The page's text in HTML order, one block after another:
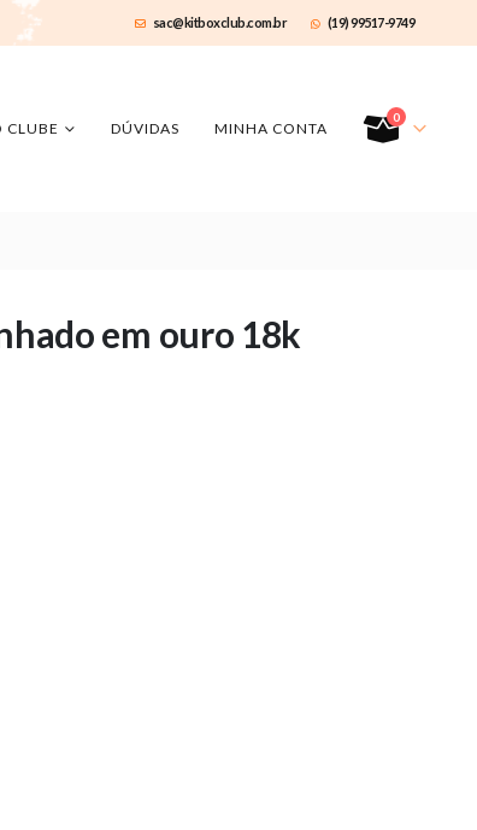
sac@kitboxclub.com.br (19) 99517-9749
CLUBE DÚVIDAS MINHA CONTA
0
em ouro 18k